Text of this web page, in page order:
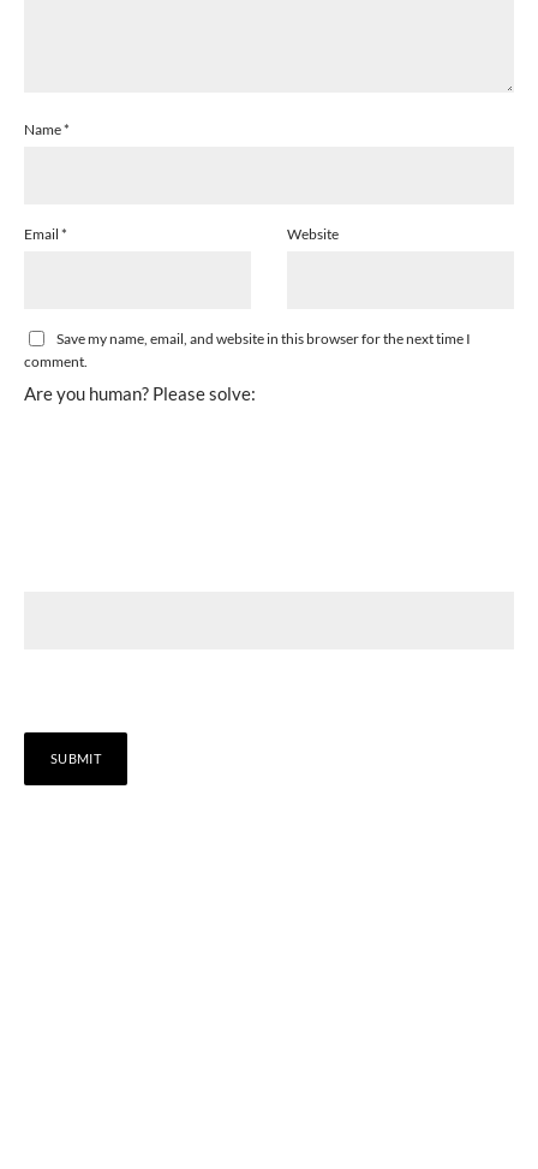
Name*
Email * Website
Save my name, email, and website in this browser for the next time I
comment.
Are you human? Please solve: